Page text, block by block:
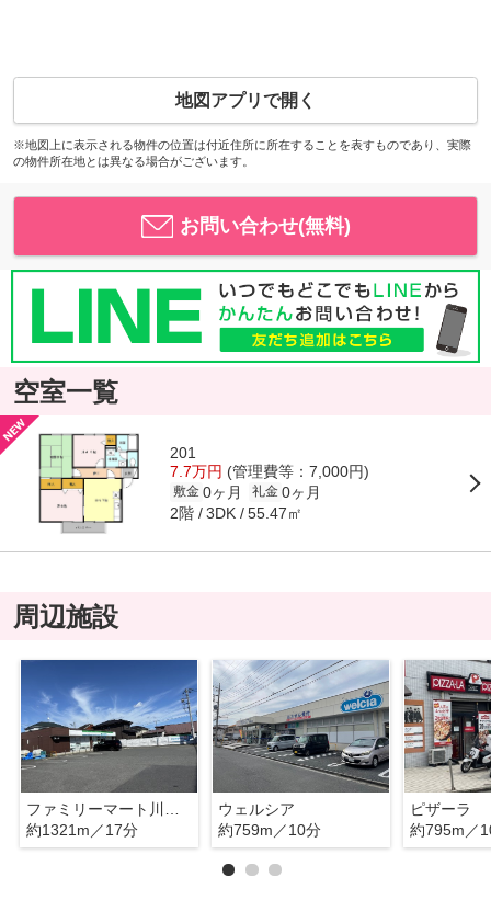
地図アプリで開く
※地図上に表示される物件の位置は付近住所に所在することを表すものであり、実際
の物件所在地とは異なる場合がございます。
お問い合わせ(無料)
空室一覧
201
7.7万円 (管理費等：7,000円)
敷金 0ヶ月 礼金 0ヶ月
2階 3DK 55.47㎡
周辺施設
約1321m／17分
ウェルシア
約759m／10分
ピザーラ
約795m／